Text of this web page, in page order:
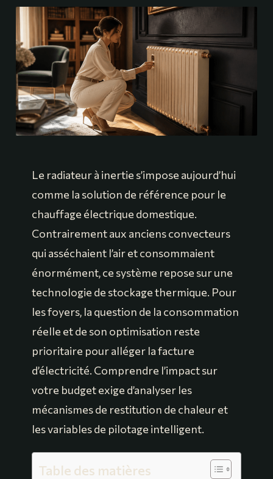
Le radiateur à inertie s’impose aujourd’hui
comme la solution de référence pour le
chauffage électrique domestique.
Contrairement aux anciens convecteurs
qui asséchaient l’air et consommaient
énormément, ce système repose sur une
technologie de stockage thermique. Pour
les foyers, la question de la consommation
réelle et de son optimisation reste
prioritaire pour alléger la facture
d’électricité. Comprendre l’impact sur
votre budget exige d’analyser les
mécanismes de restitution de chaleur et
les variables de pilotage intelligent.
Table des matières